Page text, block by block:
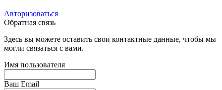
Авторизоваться
Обратная связь
Здесь вы можете оставить свои контактные данные, чтобы мы
могли связаться с вами.
Имя пользователя
Ваш Email